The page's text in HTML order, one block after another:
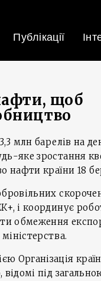
Публікації
щоб
млн барелів на
яке зростання
нафти країни 18
і координує
обмеження
Організація
під